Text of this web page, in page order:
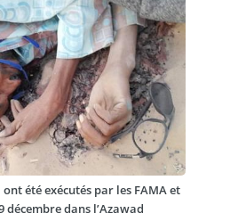
été exécutés par les FAMA et
décembre dans l’Azawad